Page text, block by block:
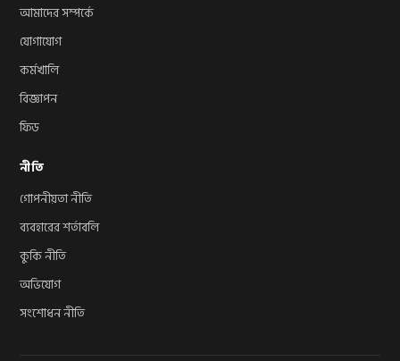
আমাদের সম্পর্কে
যোগাযোগ
কর্মখালি
বিজ্ঞাপন
ফিড
নীতি
গোপনীয়তা নীতি
ব্যবহারের শর্তাবলি
কুকি নীতি
অভিযোগ
সংশোধন নীতি